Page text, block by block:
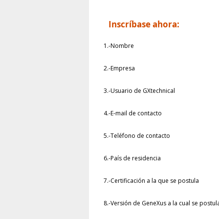
Inscríbase ahora:
1.-Nombre
2.-Empresa
3.-Usuario de GXtechnical
4.-E-mail de contacto
5.-Teléfono de contacto
6.-País de residencia
7.-Certificación a la que se postula
8.-Versión de GeneXus a la cual se